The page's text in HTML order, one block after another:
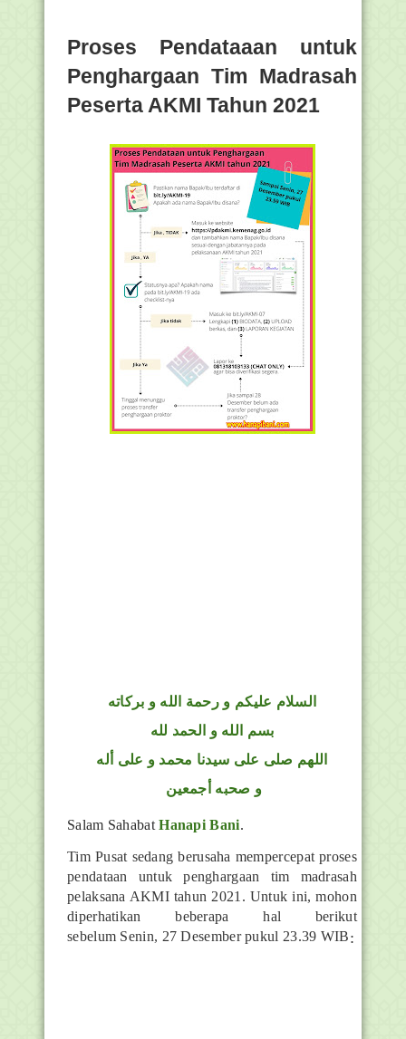
Proses Pendataaan untuk
Penghargaan Tim Madrasah
Peserta AKMI Tahun 2021
السلام عليكم و رحمة الله و بركاته
بسم الله و الحمد لله
اللهم صلى على سيدنا محمد و على أله
و صحبه أجمعين
Salam SahabatHanapi Bani.
Tim Pusat sedang berusaha mempercepat proses
pendataan untuk penghargaan tim madrasah
pelaksana AKMI tahun 2021. Untuk ini, mohon
diperhatikan beberapa hal berikut
sebelum Senin, 27 Desember pukul 23.39 WIB: